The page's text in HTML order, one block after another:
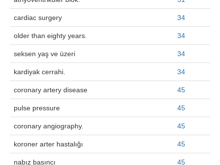
cardiac surgery 34
older than eighty years. 34
seksen yaş ve üzeri 34
kardiyak cerrahi. 34
coronary artery disease 45
pulse pressure 45
coronary angiography. 45
koroner arter hastalığı 45
nabız basıncı 45